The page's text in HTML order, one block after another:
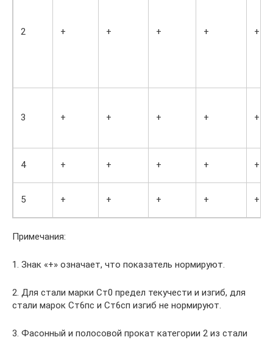
2 + + + + +
3 + + + + +
4 + + + + +
5 + + + + +
Примечания:
1. Знак «+» означает, что показатель нормируют.
2. Для стали марки Ст0 предел текучести и изгиб, для
стали марок Ст6пс и Ст6сп изгиб не нормируют.
3. Фасонный и полосовой прокат категории 2 из стали